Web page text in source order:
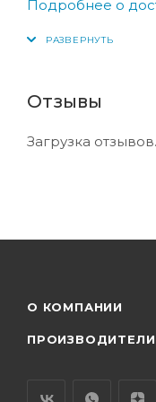
Подробнее о
Отзывы
Загрузка
О КОМПАНИИ
ПРОИЗВОДИТЕЛИ